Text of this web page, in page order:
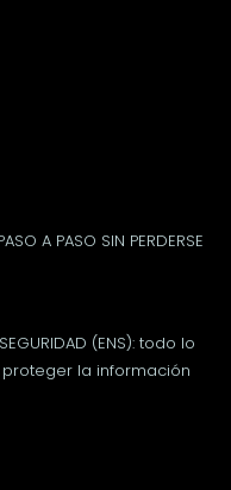
A PASO SIN PERDERSE
(ENS): todo lo
la información